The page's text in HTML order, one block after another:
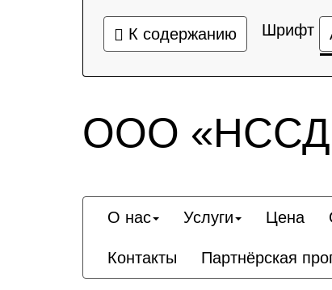
К содержанию Шрифт
ООО
О нас Услуги Цена
Контакты Партнёрская